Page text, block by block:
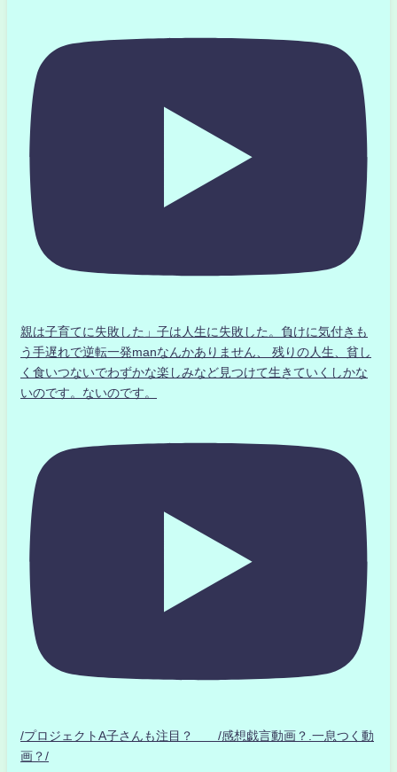
親は子育てに失敗した」子は人生に失敗した。負けに気付きも
う手遅れで逆転一発manなんかありません、 残りの人生、貧し
く食いつないでわずかな楽しみなど見つけて生きていくしかな
いのです。ないのです。
/プロジェクトA子さんも注目？ /感想戯言動画？.一息つく動
画？/